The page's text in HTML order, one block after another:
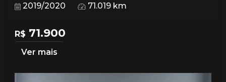
2019/2020 71.019 km
R$ 71.900
Ver mais